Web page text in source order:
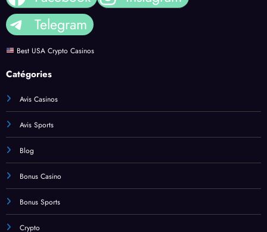
Telegram
Best USA Crypto Casinos
Catégories
Avis Casinos
Avis Sports
Blog
Bonus Casino
Bonus Sports
Crypto